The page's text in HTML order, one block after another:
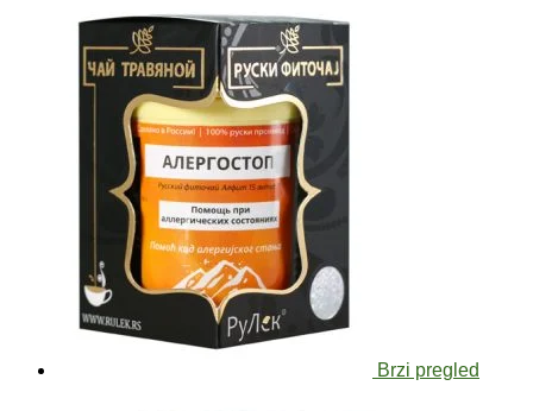
Brzi pregled